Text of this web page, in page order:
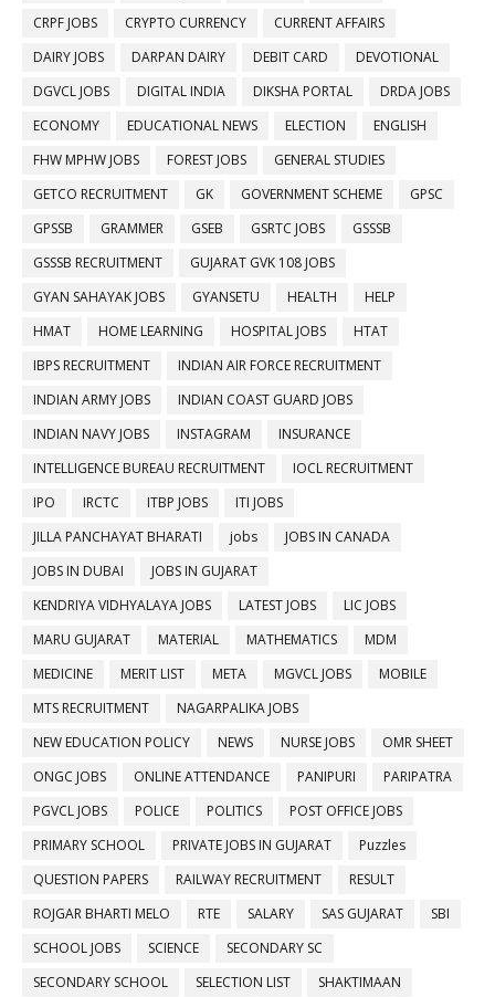
CRPF JOBS
CRYPTO CURRENCY
CURRENT AFFAIRS
DAIRY JOBS
DARPAN DAIRY DEBIT CARD
DEVOTIONAL
DGVCL JOBS
DIGITAL INDIA DIKSHA PORTAL
DRDA JOBS
ECONOMY
EDUCATIONAL NEWS ELECTION
ENGLISH
FHW MPHW JOBS
FOREST JOBS
GENERAL STUDIES
GETCO RECRUITMENT
GK GOVERNMENT SCHEME
GPSC
GPSSB
GRAMMER GSEB GSRTC JOBS
GSSSB
GSSSB RECRUITMENT
GUJARAT GVK 108 JOBS
GYAN SAHAYAK JOBS
GYANSETU HEALTH
HELP
HMAT
HOME LEARNING HOSPITAL JOBS
HTAT
IBPS RECRUITMENT
INDIAN AIR FORCE RECRUITMENT
INDIAN ARMY JOBS
INDIAN COAST GUARD JOBS
INDIAN NAVY JOBS
INSTAGRAM
INSURANCE
INTELLIGENCE BUREAU RECRUITMENT
IOCL RECRUITMENT
IPO
IRCTC ITBP JOBS
ITI JOBS
JILLA PANCHAYAT BHARATI
jobs
JOBS IN CANADA
JOBS IN DUBAI
JOBS IN GUJARAT
KENDRIYA VIDHYALAYA JOBS
LATEST JOBS
LIC JOBS
MARU GUJARAT
MATERIAL MATHEMATICS
MDM
MEDICINE
MERIT LIST META MGVCL JOBS
MOBILE
MTS RECRUITMENT
NAGARPALIKA JOBS
NEW EDUCATION POLICY
NEWS NURSE JOBS
OMR SHEET
ONGC JOBS
ONLINE ATTENDANCE PANIPURI
PARIPATRA
PGVCL JOBS
POLICE POLITICS
POST OFFICE JOBS
PRIMARY SCHOOL
PRIVATE JOBS IN GUJARAT
Puzzles
QUESTION PAPERS
RAILWAY RECRUITMENT
RESULT
ROJGAR BHARTI MELO
RTE SALARY SAS GUJARAT
SBI
SCHOOL JOBS
SCIENCE
SECONDARY SC
SECONDARY SCHOOL
SELECTION LIST
SHAKTIMAAN